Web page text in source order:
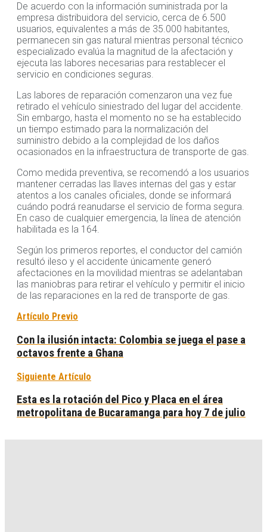
De acuerdo con la información suministrada por la
empresa distribuidora del servicio, cerca de 6.500
usuarios, equivalentes a más de 35.000 habitantes,
permanecen sin gas natural mientras personal técnico
especializado evalúa la magnitud de la afectación y
ejecuta las labores necesarias para restablecer el
servicio en condiciones seguras.
Las labores de reparación comenzaron una vez fue
retirado el vehículo siniestrado del lugar del accidente.
Sin embargo, hasta el momento no se ha establecido
un tiempo estimado para la normalización del
suministro debido a la complejidad de los daños
ocasionados en la infraestructura de transporte de gas.
Como medida preventiva, se recomendó a los usuarios
mantener cerradas las llaves internas del gas y estar
atentos a los canales oficiales, donde se informará
cuándo podrá reanudarse el servicio de forma segura.
En caso de cualquier emergencia, la línea de atención
habilitada es la 164.
Según los primeros reportes, el conductor del camión
resultó ileso y el accidente únicamente generó
afectaciones en la movilidad mientras se adelantaban
las maniobras para retirar el vehículo y permitir el inicio
de las reparaciones en la red de transporte de gas.
Artículo Previo
Con la ilusión intacta: Colombia se juega el pase a
octavos frente a Ghana
Siguiente Artículo
Esta es la rotación del Pico y Placa en el área
metropolitana de Bucaramanga para hoy 7 de julio